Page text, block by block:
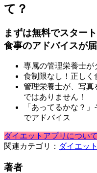
て？
まずは無料でスター
食事のアドバイスが届
専属の管理栄養士が
食制限なし！正しく
管理栄養士が、写
ではありません！
「あってるかな？
でアドバイス
ダイエットアプリについ
関連カテゴリ： ダイエット
著者